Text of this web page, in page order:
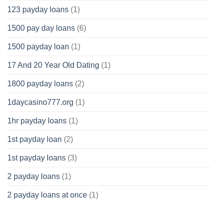
123 payday loans (1)
1500 pay day loans (6)
1500 payday loan (1)
17 And 20 Year Old Dating (1)
1800 payday loans (2)
1daycasino777.org (1)
1hr payday loans (1)
1st payday loan (2)
1st payday loans (3)
2 payday loans (1)
2 payday loans at once (1)